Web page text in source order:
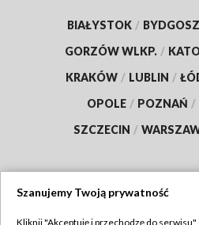
BIAŁYSTOK /
GORZÓW WLKP. /
KRAKÓW / LUBLIN /
OPOLE / POZNAŃ /
SZCZECIN /
Szanujemy Twoją prywatność
Kliknij "Akceptuję i przechodzę do serwisu",